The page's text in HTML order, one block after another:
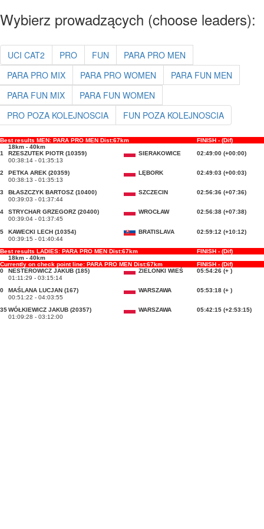
Wybierz prowadzących (choose leaders):
UCI CAT2 PRO FUN
PARA PRO MEN
PARA PRO MIX
PARA PRO WOMEN
PARA FUN MEN
PARA FUN MIX
PARA FUN WOMEN
PRO POZA KOLEJNOSCIA
FUN POZA KOLEJNOSCIA
Best results MEN: PARA PRO MEN Dist:67km
FINISH - (Dif)
18km - 40km
1
RZESZUTEK PIOTR (10359) SIERAKOWICE
02:49:00 (+00:00)
00:38:14 - 01:35:13
2
PETKA AREK (20359) LĘBORK
02:49:03 (+00:03)
00:38:13 - 01:35:13
3
BŁASZCZYK BARTOSZ (10400) SZCZECIN
02:56:36 (+07:36)
00:39:03 - 01:37:44
4
STRYCHAR GRZEGORZ (20400) WROCŁAW
02:56:38 (+07:38)
00:39:04 - 01:37:45
5
KAWECKI LECH (10354) BRATISLAVA
02:59:12 (+10:12)
00:39:15 - 01:40:44
Best results LADIES: PARA PRO MEN Dist:67km
FINISH - (Dif)
18km - 40km
Currently on check point line: PARA PRO MEN Dist:67km
FINISH - (Dif)
0
NESTEROWICZ JAKUB (185) ZIELONKI WIEŚ
05:54:26 (+ )
01:11:29 - 03:15:14
0
MAŚLANA LUCJAN (167) WARSZAWA
05:53:18 (+ )
00:51:22 - 04:03:55
35WÓŁKIEWICZ JAKUB (20357) WARSZAWA
05:42:15 (+2:53:15)
01:09:28 - 03:12:00